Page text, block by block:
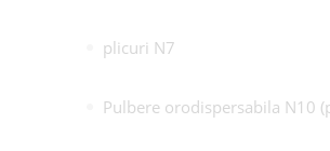
plicuri N7
Pulbere orodispersabila N10